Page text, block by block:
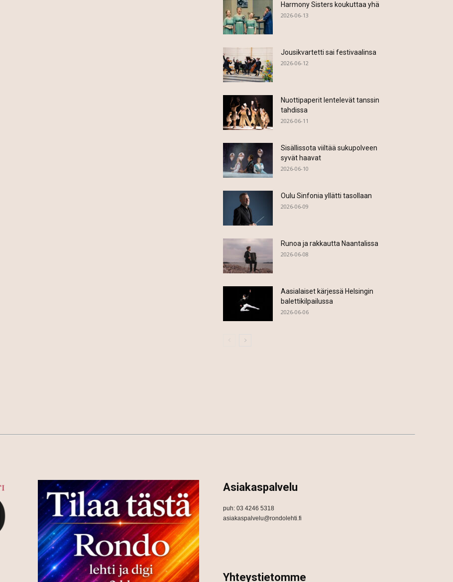
Harmony Sisters koukuttaa yhä
2026-06-13
Jousikvartetti sai festivaalinsa
2026-06-12
Nuottipaperit lentelevät tanssin
tahdissa
2026-06-11
Sisällissota viiltää sukupolveen
syvät haavat
2026-06-10
Oulu Sinfonia yllätti tasollaan
2026-06-09
Runoa ja rakkautta Naantalissa
2026-06-08
Aasialaiset kärjessä Helsingin
balettikilpailussa
2026-06-06
Asiakaspalvelu
puh: 03 4246 5318
asiakaspalvelu@rondolehti.fi
Yhteystietomme